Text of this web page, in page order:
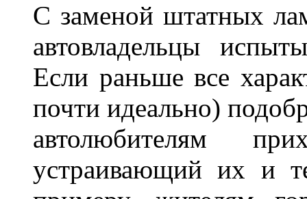
С заменой штатных
автовладельцы
Если раньше все
почти идеально)
автолюбителям
устраивающий их и